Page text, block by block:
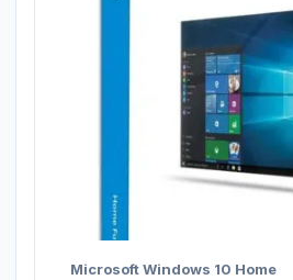
Microsoft Windows 10 Home